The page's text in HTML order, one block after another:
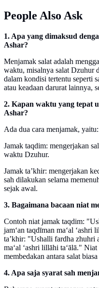
People Also Ask
1. Apa yang dimaksud
Ashar?
Menjamak salat adalah
waktu, misalnya salat Dzuhur
dalam kondisi tertentu seperti
atau keadaan darurat lainnya,
2. Kapan waktu yang tepat
Ashar?
Ada dua cara menjamak, yaitu:
Jamak taqdim: mengerjakan
waktu Dzuhur.
Jamak ta’khir: mengerjakan
sah dilakukan selama
sejak awal.
3. Bagaimana bacaan niat
Contoh niat jamak taqdim:
jam‘an taqdīman ma‘al
ta’khir: "Ushalli fardha zhuhri
ma‘al ‘ashri lillāhi ta‘ālā."
membedakan antara salat
4. Apa saja syarat sah